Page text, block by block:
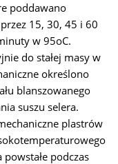
poddawano
15, 30, 45 i 60
w 95oC.
do stałej masy w
określono
blanszowanego
suszu selera.
plastrów
podczas